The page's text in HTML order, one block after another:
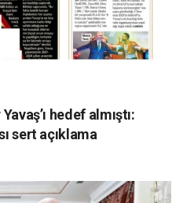
hedef almıştı:
sert açıklama